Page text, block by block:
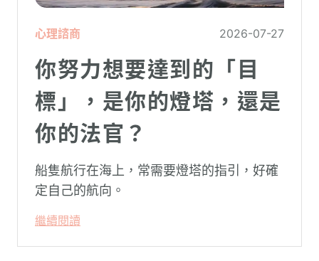
心理諮商 2026-07-27
你努力想要達到的「目
標」，是你的燈塔，還是
你的法官？
船隻航行在海上，常需要燈塔的指引，好確
定自己的航向。
繼續閱讀